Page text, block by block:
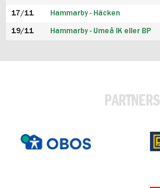
17/11 Hammarby - Häcken
19/11 Hammarby - Umeå IK eller BP
PARTNERS